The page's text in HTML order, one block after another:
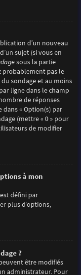
d’un nouveau
sujet (si vous en
sous la partie
probablement pas le
sondage et au moins
ligne dans le champ
de réponses
« Option(s) par
(mettre « 0 » pour
de modifier
à mon
défini par
plus d’options,
?
être modifiés
administrateur. Pour